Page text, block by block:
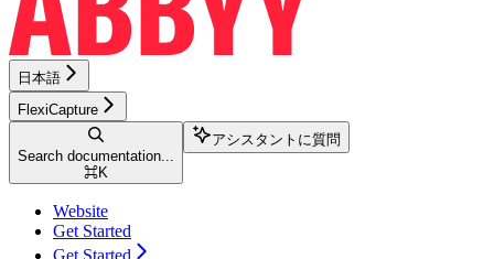
日本語
FlexiCapture
Search documentation...
⌘K
アシスタントに質問
Website
Get Started
Get Started